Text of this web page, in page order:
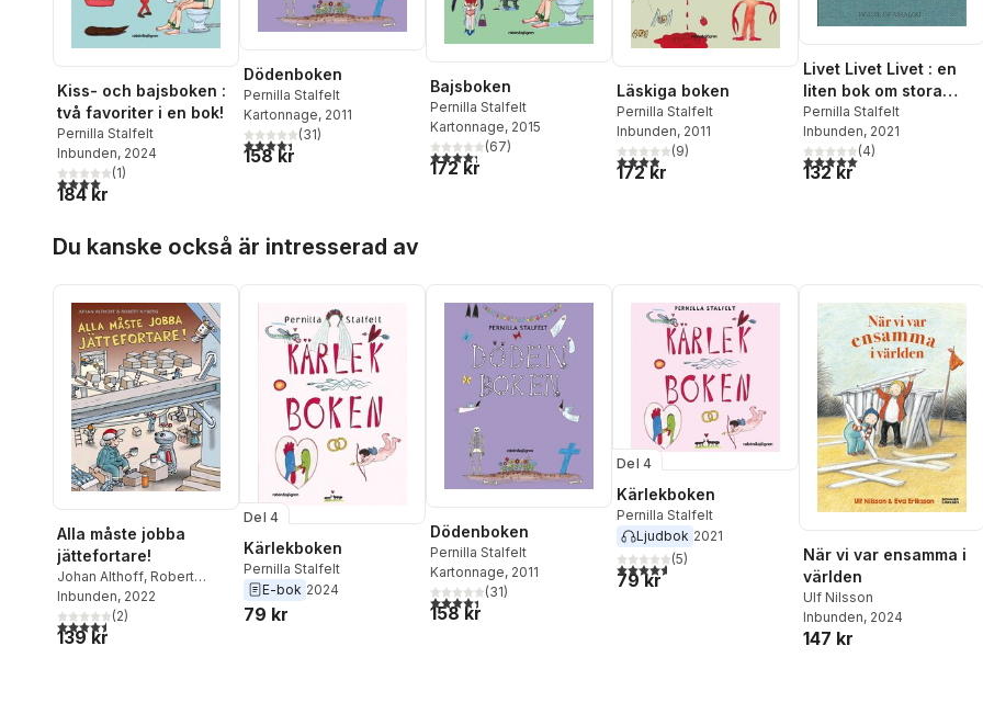
Kiss- och bajsboken :
två favoriter i en bok!
Pernilla Stalfelt
Inbunden, 2024
4,0utav 5 stjärnor. Totalt antal röster:
(1)
184 kr
Dödenboken
Pernilla Stalfelt
Kartonnage, 2011
4,4utav 5 stjärnor. Totalt antal röster:
(31)
158 kr
Bajsboken
Pernilla Stalfelt
Kartonnage, 2015
4,3utav 5 stjärnor. Totalt antal röster:
(67)
172 kr
Läskiga boken
Pernilla Stalfelt
Inbunden, 2011
3,9utav 5 stjärnor. Totalt antal röster:
(9)
172 kr
Livet Livet Livet : en
liten bok om stora
frågor
Pernilla Stalfelt
Inbunden, 2021
5,0utav 5 stjärnor. Totalt
(4)
132 kr
Du kanske också är intresserad av
Alla måste jobba
jättefortare!
Johan Althoff, Robert
Nyberg
Inbunden, 2022
4,5utav 5 stjärnor. Totalt antal röster:
(2)
139 kr
Del 4
Kärlekboken
Pernilla Stalfelt
E-bok 2024
79 kr
Dödenboken
Pernilla Stalfelt
Kartonnage, 2011
4,4utav 5 stjärnor. Totalt antal röster:
(31)
158 kr
Del 4
Kärlekboken
Pernilla Stalfelt
Ljudbok 2021
4,6utav 5 stjärnor. Totalt antal röster:
(5)
79 kr
När vi var ensamma i
världen
Ulf Nilsson
Inbunden, 2024
147 kr